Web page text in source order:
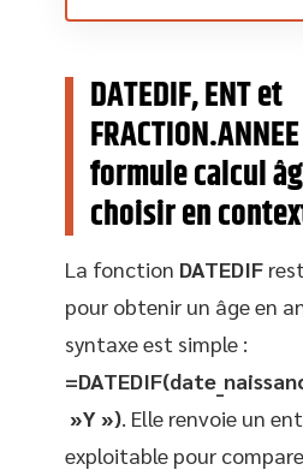
DATEDIF, ENT et
formule calcul
choisir en
La fonction DATEDIF
pour obtenir un âge en
syntaxe est simple :
»Y »). Elle renvoie un
exploitable pour